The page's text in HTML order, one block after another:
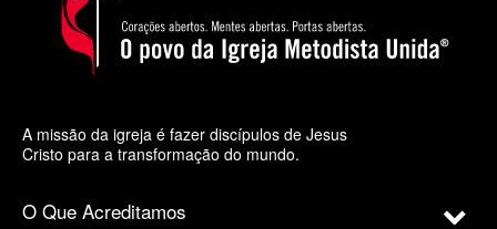
A missão da igreja é fazer discípulos de Jesus
Cristo para a transformação do mundo.
O Que Acreditamos